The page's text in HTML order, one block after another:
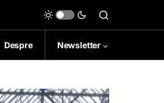
Despre Newsletter